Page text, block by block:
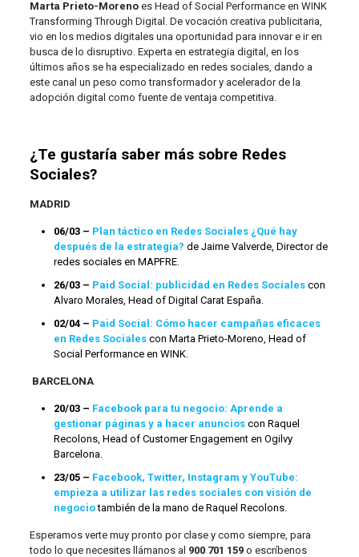
Marta Prieto-Morenoes Head of Social Performance en WINK
Transforming Through Digital. De vocación creativa publicitaria,
vio en los medios digitales una oportunidad para innovar e ir en
busca de lo disruptivo. Experta en estrategia digital, en los
últimos años se ha especializado en redes sociales, dando a
este canal un peso como transformador y acelerador de la
adopción digital como fuente de ventaja competitiva.
¿Te gustaría saber más sobre Redes
Sociales?
MADRID
06/03 – Plan táctico en Redes Sociales ¿Qué hay
después de la estrategia? de Jaime Valverde, Director de
redes sociales en MAPFRE.
26/03 – Paid Social: publicidad en Redes Socialescon
Alvaro Morales, Head of Digital Carat España.
02/04 – Paid Social: Cómo hacer campañas eficaces
en Redes Socialescon Marta Prieto-Moreno, Head of
Social Performance en WINK.
BARCELONA
20/03 – Facebook para tu negocio: Aprende a
gestionar páginas y a hacer anuncioscon Raquel
Recolons, Head of Customer Engagement en Ogilvy
Barcelona.
23/05 – Facebook, Twitter, Instagram y YouTube:
empieza a utilizar las redes sociales con visión de
negociotambién de la mano de Raquel Recolons.
Esperamos verte muy pronto por clase y como siempre, para
todo lo que necesites llámanos al 900 701 159o escríbenos